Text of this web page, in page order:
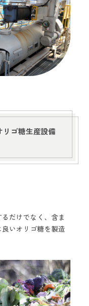
ゴ糖生産設備
だけでなく、含ま
いオリゴ糖を製造